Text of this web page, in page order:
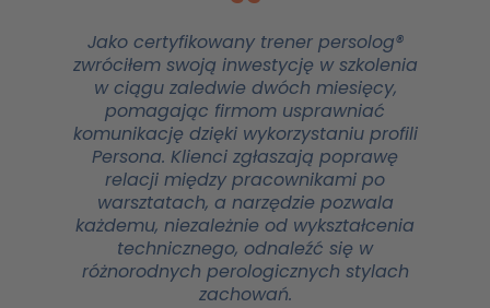
Jako certyfikowany trener persolog®
zwróciłem swoją inwestycję w szkolenia
w ciągu zaledwie dwóch miesięcy,
pomagając firmom usprawniać
komunikację dzięki wykorzystaniu profili
Persona. Klienci zgłaszają poprawę
relacji między pracownikami po
warsztatach, a narzędzie pozwala
każdemu, niezależnie od wykształcenia
technicznego, odnaleźć się w
różnorodnych perologicznych stylach
zachowań.